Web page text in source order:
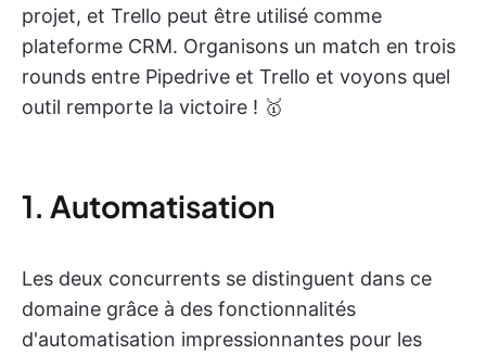
projet, et Trello peut être utilisé comme
plateforme CRM. Organisons un match en trois
rounds entre Pipedrive et Trello et voyons quel
outil remporte la victoire ! 🥇
1. Automatisation
Les deux concurrents se distinguent dans ce
domaine grâce à des fonctionnalités
d'automatisation impressionnantes pour les